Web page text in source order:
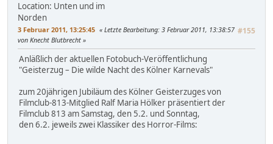
Location: Unten und im
Norden
3 Februar 2011, 13:25:45 #155
Letzte Bearbeitung: 3 Februar 2011, 13:38:57
von Knecht Blutbrecht
Anläßlich der aktuellen Fotobuch-Veröffentlichung
"Geisterzug – Die wilde Nacht des Kölner Karnevals"
zum 20jährigen Jubiläum des Kölner Geisterzuges von
Filmclub-813-Mitglied Ralf Maria Hölker präsentiert der
Filmclub 813 am Samstag, den 5.2. und Sonntag,
den 6.2. jeweils zwei Klassiker des Horror-Films: